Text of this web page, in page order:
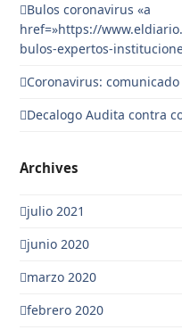
Bulos coronavirus «a
href=»https://
bulos-expertos-
Coronavirus: comunicado
Decalogo Audita contra
Archives
julio 2021
junio 2020
marzo 2020
febrero 2020